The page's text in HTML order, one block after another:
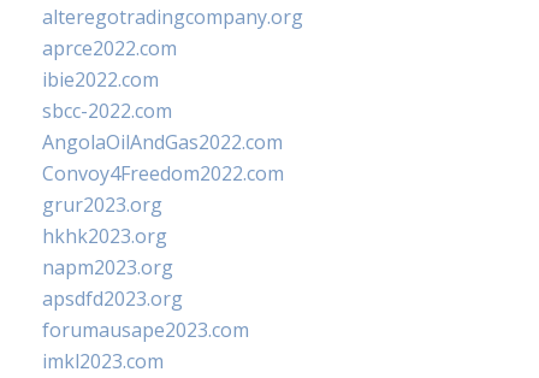
alteregotradingcompany.org
aprce2022.com
ibie2022.com
sbcc-2022.com
AngolaOilAndGas2022.com
Convoy4Freedom2022.com
grur2023.org
hkhk2023.org
napm2023.org
apsdfd2023.org
forumausape2023.com
imkl2023.com